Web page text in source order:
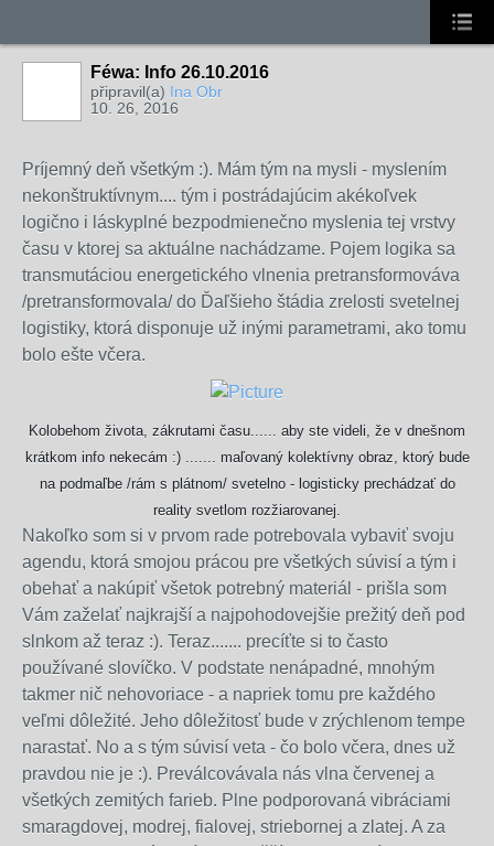
Féwa: Info 26.10.2016
připravil(a) Ina Obr
10. 26, 2016
Príjemný deň všetkým :). Mám tým na mysli - myslením
nekonštruktívnym.... tým i postrádajúcim akékoľvek
logično i láskyplné bezpodmienečno myslenia tej vrstvy
času v ktorej sa aktuálne nachádzame. Pojem logika sa
transmutáciou energetického vlnenia pretransformováva
/pretransformovala/ do Ďaľšieho štádia zrelosti svetelnej
logistiky, ktorá disponuje už inými parametrami, ako tomu
bolo ešte včera.
Kolobehom života, zákrutami času...... aby ste videli, že v dnešnom
krátkom info nekecám :)....... maľovaný kolektívny obraz, ktorý bude
na podmaľbe /rám s plátnom/ svetelno - logisticky prechádzať do
reality svetlom rozžiarovanej.
Nakoľko som si v prvom rade potrebovala vybaviť svoju
agendu, ktorá smojou prácou pre všetkých súvisí a tým i
obehať a nakúpiť všetok potrebný materiál - prišla som
Vám zaželať najkrajší a najpohodovejšie prežitý deň pod
slnkom až teraz :). Teraz....... precíťte si to často
používané slovíčko. V podstate nenápadné, mnohým
takmer nič nehovoriace - a napriek tomu pre každého
veľmi dôležité. Jeho dôležitosť bude v zrýchlenom tempe
narastať. No a s tým súvisí veta - čo bolo včera, dnes už
pravdou nie je :). Preválcovávala nás vlna červenej a
všetkých zemitých farieb. Plne podporovaná vibráciami
smaragdovej, modrej, fialovej, striebornej a zlatej. A za